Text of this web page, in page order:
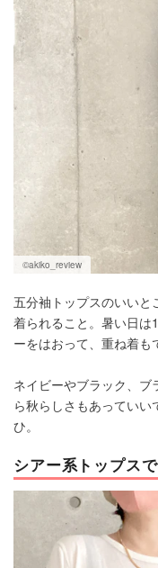
©️akiko_review
五分袖トップスのいいと
着られること。暑い日は
ーをはおって、重ね着も
ネイビーやブラック、
ら秋らしさもあってい
ひ。
シアー系トップス